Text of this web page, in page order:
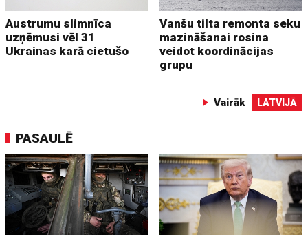
Austrumu slimnīca
uzņēmusi vēl 31
Ukrainas karā cietušo
Vanšu tilta remonta seku
mazināšanai rosina
veidot koordinācijas
grupu
Vairāk LATVIJĀ
PASAULĒ